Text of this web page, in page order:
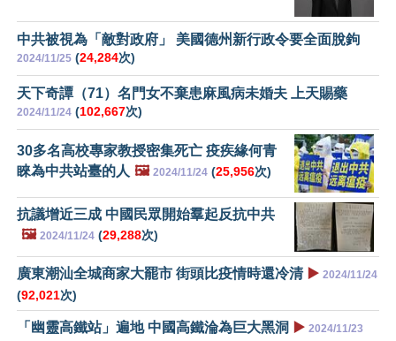
中共被視為「敵對政府」 美國德州新行政令要全面脫鉤
2024/11/25 (24,284次)
天下奇譚（71）名門女不棄患麻風病未婚夫 上天賜藥
2024/11/24 (102,667次)
30多名高校專家教授密集死亡 疫疾緣何青
睞為中共站臺的人 🖼️ 2024/11/24 (25,956次)
抗議增近三成 中國民眾開始羣起反抗中共
🖼️ 2024/11/24 (29,288次)
廣東潮汕全城商家大罷市 街頭比疫情時還冷清 ▶️ 2024/11/24
(92,021次)
「幽靈高鐵站」遍地 中國高鐵淪為巨大黑洞 ▶️ 2024/11/23